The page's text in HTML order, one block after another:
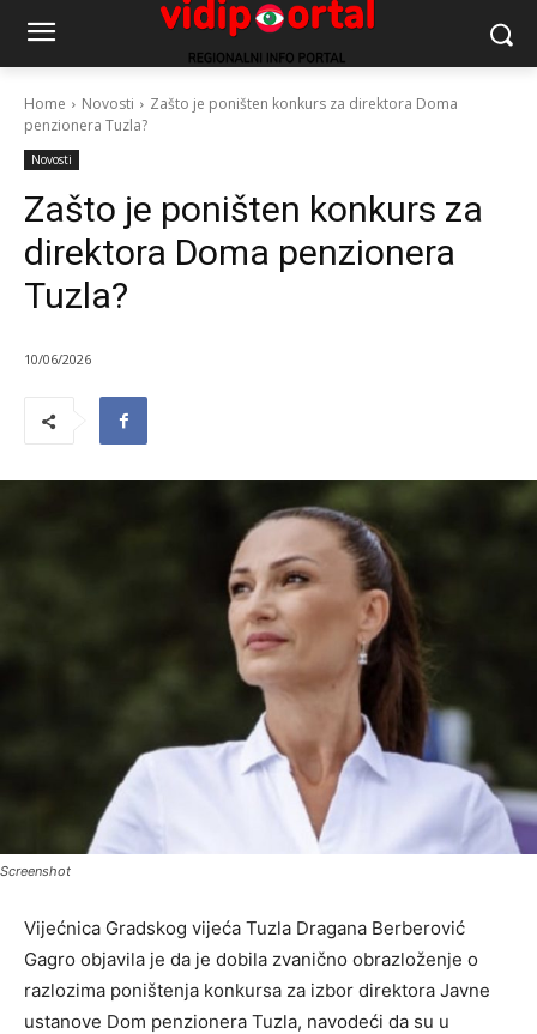
Home Novosti
Zašto je poništen konkurs za direktora Doma
penzionera Tuzla?
Novosti
Zašto je poništen konkurs za
direktora Doma penzionera
Tuzla?
10/06/2026
Screenshot
Vijećnica Gradskog vijeća Tuzla Dragana Berberović
Gagro objavila je da je dobila zvanično obrazloženje o
razlozima poništenja konkursa za izbor direktora Javne
ustanove Dom penzionera Tuzla, navodeći da su u